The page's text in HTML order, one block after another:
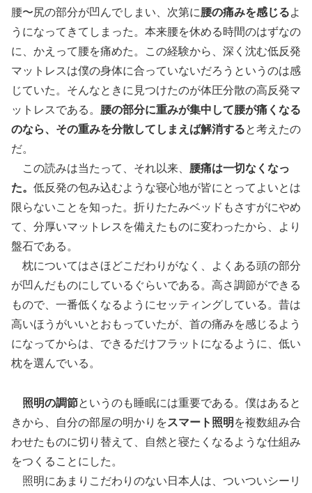
腰〜尻の部分が凹んでしまい、次第に腰の痛みを感じるよ
うになってきてしまった。本来腰を休める時間のはずなの
に、かえって腰を痛めた。この経験から、深く沈む低反発
マットレスは僕の身体に合っていないだろうというのは感
じていた。そんなときに見つけたのが体圧分散の高反発マ
ットレスである。 腰の部分に重みが集中して腰が痛くなる
のなら、その重みを分散してしまえば解消すると考えたの
だ。
この読みは当たって、それ以来、 腰痛は一切なくなっ
た。 低反発の包み込むような寝心地が皆にとってよいとは
限らないことを知った。折りたたみベッドもさすがにやめ
て、分厚いマットレスを備えたものに変わったから、より
盤石である。
枕についてはさほどこだわりがなく、よくある頭の部分
が凹んだものにしているぐらいである。高さ調節ができる
もので、一番低くなるようにセッティングしている。昔は
高いほうがいいとおもっていたが、首の痛みを感じるよう
になってからは、できるだけフラットになるように、低い
枕を選んでいる。
照明の調節というのも睡眠には重要である。僕はあると
きから、自分の部屋の明かりをスマート照明 を複数組み合
わせたものに切り替えて、自然と寝たくなるような仕組み
をつくることにした。
照明にあまりこだわりのない日本人は、ついついシーリ